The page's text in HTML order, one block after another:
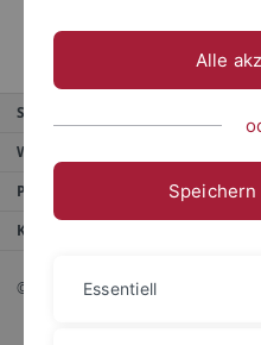
Service
Weitere Angebote
Portale
Kontaktinfo
© 2026 Eberhard Karls Universität
Alle
Essentiell